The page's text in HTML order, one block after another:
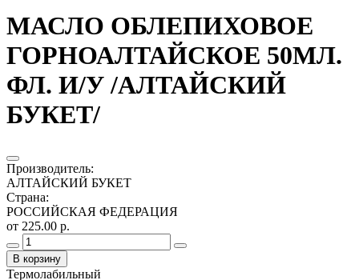
МАСЛО ОБЛЕПИХОВОЕ
ГОРНОАЛТАЙСКОЕ 50МЛ.
ФЛ. И/У /АЛТАЙСКИЙ
БУКЕТ/
Производитель:
АЛТАЙСКИЙ БУКЕТ
Страна:
РОССИЙСКАЯ ФЕДЕРАЦИЯ
от 225.00 р.
В корзину
Термолабильный